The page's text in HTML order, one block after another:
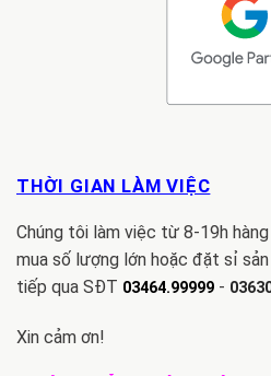
THỜI GIAN LÀM VIỆC
Chúng tôi làm việc từ 8-19h
mua số lượng lớn hoặc đặt sỉ
tiếp qua SĐT 03464.99999 -
Xin cảm ơn!